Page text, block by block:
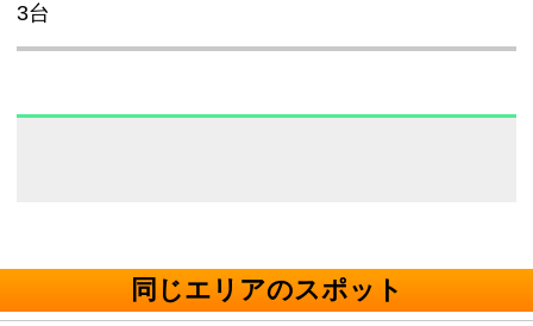
3台
同じエリアのスポット